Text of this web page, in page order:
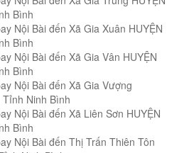
Bình
Nội Bài đến Xã Gia Xuân HUYỆN
Bình
Nội Bài đến Xã Gia Vân HUYỆN
Bình
Nội Bài đến Xã Gia Vượng
Tỉnh Ninh Bình
Nội Bài đến Xã Liên Sơn HUYỆN
Bình
Nội Bài đến Thị Trấn Thiên Tôn